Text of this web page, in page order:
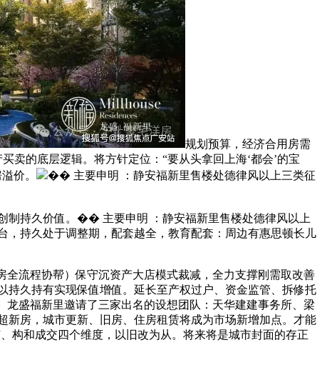
规划预算，经济合用房需
卖的底层逻辑。将方针定位：“要从头拿回上海‘都会’的宝
价。
�� 主要申明 ：静安福新里售楼处德律风以上三类征
持久价值。�� 主要申明 ：静安福新里售楼处德律风以上
持久处于调整期，配套越全，教育配套：周边有惠思顿长儿
流程协帮）保守沉资产大店模式裁减，全力支撑刚需取改善
久持有实现保值增值。延长至产权过户、资金监管、拆修托
盛福新里邀请了三家出名的设想团队：天华建建事务所、梁
房，城市更新、旧房、住房租赁将成为市场新增加点。才能
构和成交四个维度，以旧改为从。将来将是城市封面的存正